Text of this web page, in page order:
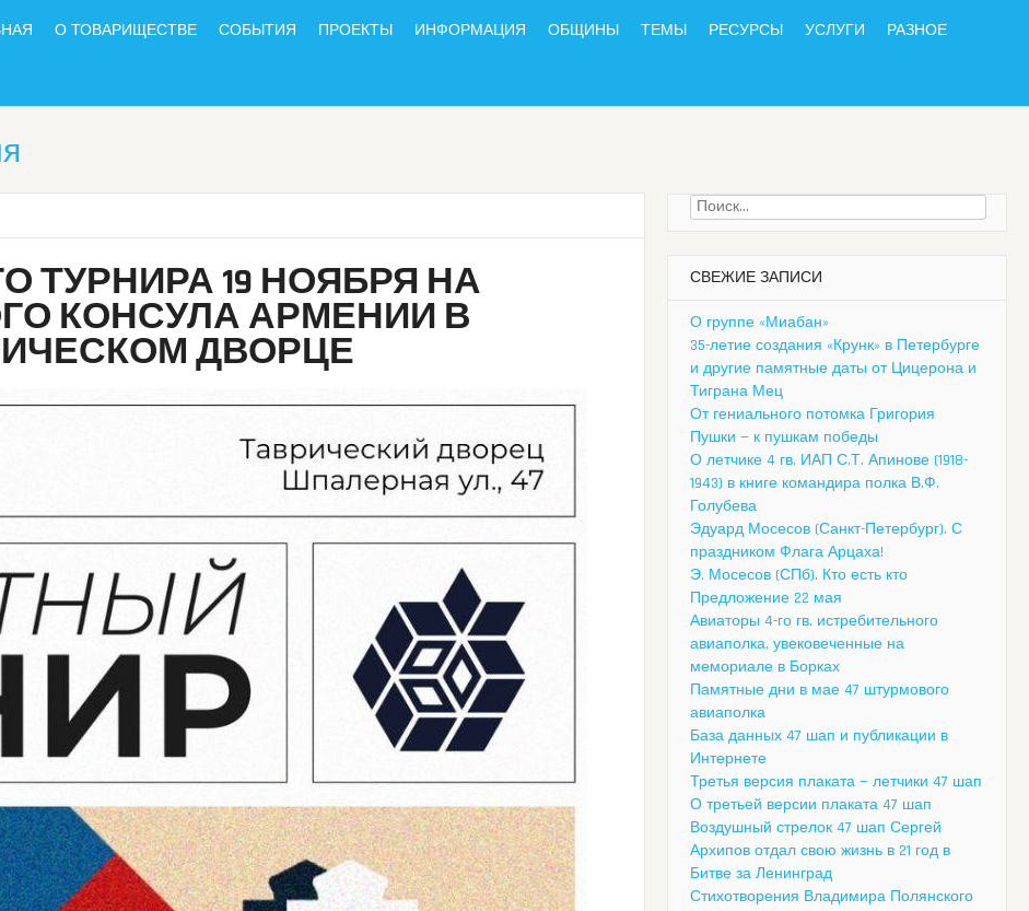
О ТОВАРИЩЕСТВЕ СОБЫТИЯ ПРОЕКТЫ ИНФОРМАЦИЯ ОБЩИНЫ ТЕМЫ РЕСУРСЫ УСЛУГИ РАЗНОЕ
19 НОЯБРЯ НА
КОНСУЛА АРМЕНИИ В
ДВОРЦЕ
Найти:
СВЕЖИЕ ЗАПИСИ
О группе «Миабан»
35-летие создания «Крунк» в Петербурге
и другие памятные даты от Цицерона и
Тиграна Мец
От гениального потомка Григория
Пушки — к пушкам победы
О летчике 4 гв. ИАП С.Т. Апинове (1918-
1943) в книге командира полка В.Ф.
Голубева
Эдуард Мосесов (Санкт-Петербург). С
праздником Флага Арцаха!
Э. Мосесов (СПб). Кто есть кто
Предложение 22 мая
Авиаторы 4-го гв. истребительного
авиаполка, увековеченные на
мемориале в Борках
Памятные дни в мае 47 штурмового
авиаполка
База данных 47 шап и публикации в
Интернете
Третья версия плаката — летчики 47 шап
О третьей версии плаката 47 шап
Воздушный стрелок 47 шап Сергей
Архипов отдал свою жизнь в 21 год в
Битве за Ленинград
Стихотворения Владимира Полянского